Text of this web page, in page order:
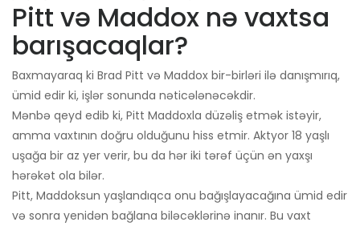
Pitt və Maddox nə vaxtsa
barışacaqlar?
Baxmayaraq ki Brad Pitt və Maddox bir-birləri ilə danışmırıq,
ümid edir ki, işlər sonunda nəticələnəcəkdir.
Mənbə qeyd edib ki, Pitt Maddoxla düzəliş etmək istəyir,
amma vaxtının doğru olduğunu hiss etmir. Aktyor 18 yaşlı
uşağa bir az yer verir, bu da hər iki tərəf üçün ən yaxşı
hərəkət ola bilər.
Pitt, Maddoksun yaşlandıqca onu bağışlayacağına ümid edir
və sonra yenidən bağlana biləcəklərinə inanır. Bu vaxt